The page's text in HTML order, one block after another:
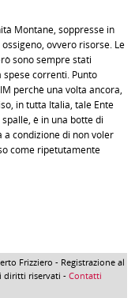
Montane, soppresse in
ovvero risorse. Le
sono sempre stati
correnti. Punto
perchè una volta ancora,
in tutta Italia, tale Ente
è in una botte di
condizione di non voler
come ripetutamente
Frizziero - Registrazione al
diritti riservati - Contatti